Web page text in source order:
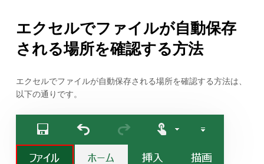
エクセルでファイルが自動保存
される場所を確認する方法
エクセルでファイルが自動保存される場所を確認する方法は、
以下の通りです。